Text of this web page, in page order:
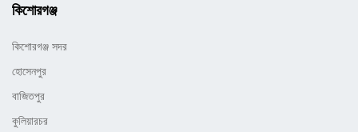
কিশোরগঞ্জ
কিশোরগঞ্জ সদর
হোসেনপুর
বাজিতপুর
কুলিয়ারচর